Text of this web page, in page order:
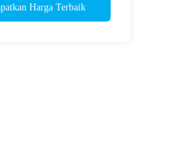
Harga Terbaik